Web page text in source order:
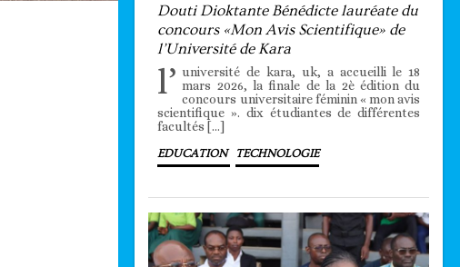
Douti Dioktante Bénédicte lauréate du
concours «Mon Avis Scientifique» de
l’Université de Kara
l’ université de kara, uk, a accueilli le 18
mars 2026, la finale de la 2è édition du
concours universitaire féminin « mon avis
scientifique ». dix étudiantes de différentes
facultés […]
EDUCATION TECHNOLOGIE